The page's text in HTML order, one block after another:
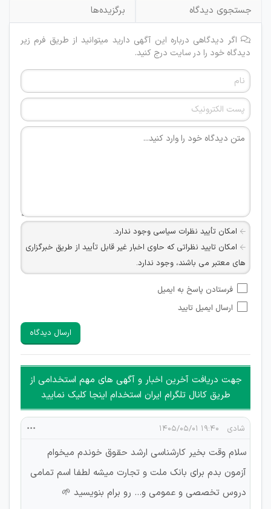
جستجوی دیدگاه
برگزیده‌ها
اگر دیدگاهی درباره این آگهی دارید میتوانید از طریق فرم زیر
دیدگاه خود را در سایت درج کنید.
امکان تأیید نظرات سیاسی وجود ندارد.
امکان تایید نظراتی که حاوی اخبار غیر قابل تأیید از طریق خبرگزاری
های معتبر می باشند، وجود ندارد.
شبکه های مجازی ارتباطی می باشند وجود ندارد.
امکان تأیید نظرات کاربرانی که به هر طریقی قصد مأیوس کردن
هرگونه تحریک، تحقیر و کنایه به سایر افراد (مسئول و غیر مسئول)
غیر مجاز می باشد.
امکان هماهنگی برای هرگونه ملاقات حضوری چه به صورت دسته
جمعی و چه فردی توسط کاربران سایت وجود ندارد.
فرستادن پاسخ به ایمیل
ارسال ایمیل تایید
ارسال دیدگاه
جهت دریافت آخرین اخبار و آگهی های مهم استخدامی از
طریق کانال تلگرام ایران استخدام اینجا کلیک نمایید
شادی ۱۹:۴۰ ۱۴۰۵/۰۵/۰۱
سلام وقت بخیر کارشناسی ارشد حقوق خوندم میخوام
آزمون بدم برای بانک ملت و تجارت میشه لطفا اسم تمامی
دروس تخصصی و عمومی و… رو برام بنویسید 🌱